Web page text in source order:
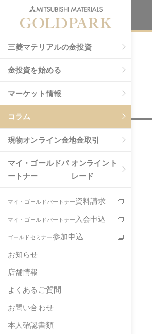
三菱マテリアルの金投資
金投資を始める
マーケット情報
コラム
現物オンライン金地金取引
マイ・ゴールドパ
ートナー
オンライント
レード
マイ・ゴールドパートナー資料請求
マイ・ゴールドパートナー 入会申込
ゴールドセミナー参加申込
お知らせ
店舗情報
よくあるご質問
お問い合わせ
本人確認書類